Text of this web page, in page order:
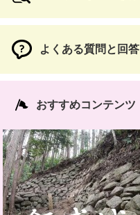
よくある質問と回答
おすすめコンテンツ